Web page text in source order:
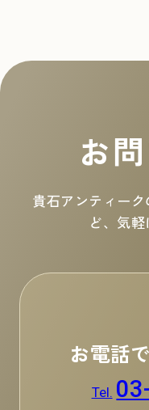
お
貴石アンティー
ど、気軽
お電話
Tel.